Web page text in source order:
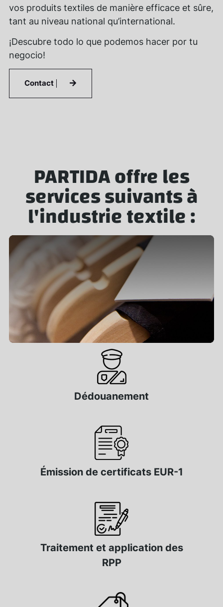
vos produits textiles de manière efficace et sûre,
tant au niveau national qu’international.
¡Descubre todo lo que podemos hacer por tu
negocio!
Contact
PARTIDA offre les
services suivants à
l'industrie textile :
Dédouanement
Émission de certificats EUR-1
Traitement et application des
RPP